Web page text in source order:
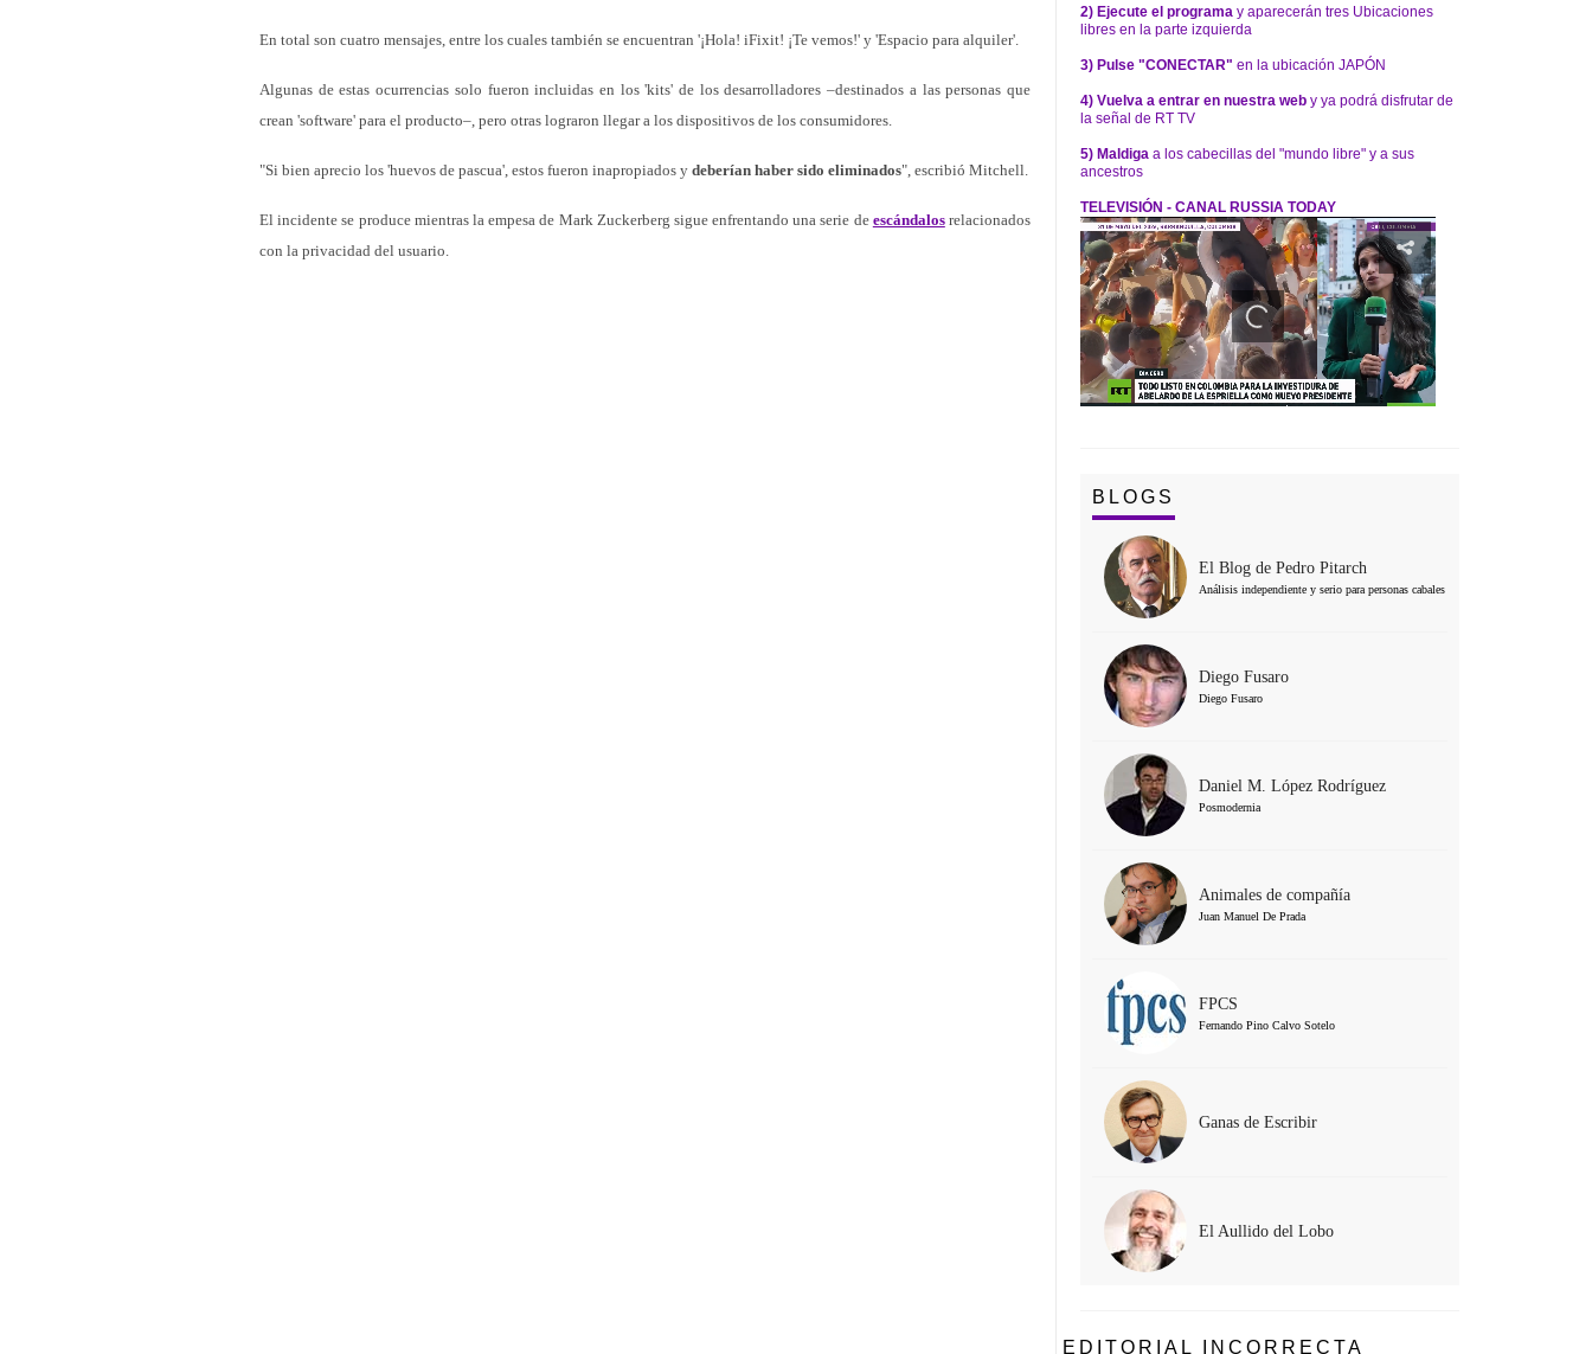
En total son cuatro mensajes, entre los cuales también se encuentran '¡Hola! iFixit! ¡Te vemos!' y 'Espacio para alquiler'.
Algunas de estas ocurrencias solo fueron incluidas en los 'kits' de los desarrolladores –destinados a las personas que
crean 'software' para el producto–, pero otras lograron llegar a los dispositivos de los consumidores.
"Si bien aprecio los 'huevos de pascua', estos fueron inapropiados y deberían haber sido eliminados", escribió Mitchell.
El incidente se produce mientras la empesa de Mark Zuckerberg sigue enfrentando una serie de escándalosrelacionados
con la privacidad del usuario.
2) Ejecute el programa y aparecerán tres Ubicaciones
libres en la parte izquierda
3) Pulse "CONECTAR" en la ubicación JAPÓN
4) Vuelva a entrar en nuestra web y ya podrá disfrutar de
la señal de RT TV
5) Maldiga a los cabecillas del "mundo libre" y a sus
ancestros
TELEVISIÓN - CANAL RUSSIA TODAY
BLOGS
El Blog de Pedro Pitarch
Análisis independiente y serio para personas cabales
Diego Fusaro
Diego Fusaro
Daniel M. López Rodríguez
Posmodernia
Animales de compañía
Juan Manuel De Prada
FPCS
Fernando Pino Calvo Sotelo
Ganas de Escribir
El Aullido del Lobo
EDITORIAL INCORRECTA